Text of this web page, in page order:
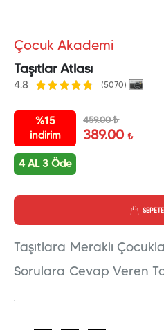
Çocuk Akademi
Taşıtlar Atlası
4.8 (5070)
%15
indirim
459.00₺
389.00 ₺
4 AL 3 Öde
Taşıtlara Meraklı
Sorulara Cevap Veren
.